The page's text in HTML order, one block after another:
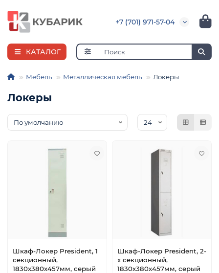
+7 (701) 971-57-04
КАТАЛОГ
Мебель Металлическая мебель Локеры
Локеры
Шкаф-Локер President, 1
секционный,
1830х380х457мм, серый
Шкаф-Локер President, 2-
х секционный,
1830х380х457мм, серый